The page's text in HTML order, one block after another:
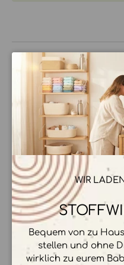
BESCHREIBUNG
HERSTELLER &
Ihre
verarbeitet. Wir
Kreditkartendetails.
WIR
Bequem von zu
stellen und ohne
wirklich zu eurem